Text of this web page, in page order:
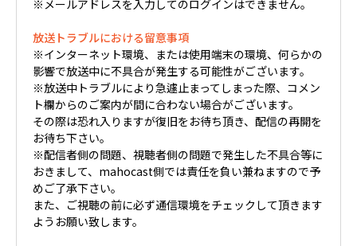
※メールアドレスを入力してのログインはできません。
放送トラブルにおける留意事項
※インターネット環境、または使用端末の環境、何らかの
影響で放送中に不具合が発生する可能性がございます。
※放送中トラブルにより急遽止まってしまった際、コメン
ト欄からのご案内が間に合わない場合がございます。
その際は恐れ入りますが復旧をお待ち頂き、配信の再開を
お待ち下さい。
※配信者側の問題、視聴者側の問題で発生した不具合等に
おきまして、mahocast側では責任を負い兼ねますので予
めご了承下さい。
また、ご視聴の前に必ず通信環境をチェックして頂きます
ようお願い致します。